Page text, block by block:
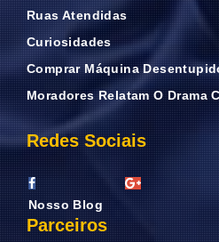
Ruas Atendidas
Curiosidades
Comprar Máquina
Moradores Relatam O Drama
Redes Sociais
Nosso Blog
Parceiros